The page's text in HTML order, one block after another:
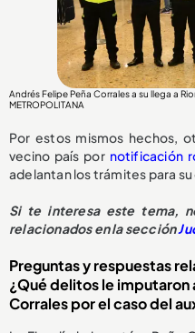
Andrés Felipe Peña Corrales a su llega a
METROPOLITANA
Por estos mismos hechos,
vecino país por notificación
adelantan los trámites para
Si te interesa este tema,
relacionados en la sección
Preguntas y respuestas
¿Qué delitos le imputaron
Corrales por el caso del